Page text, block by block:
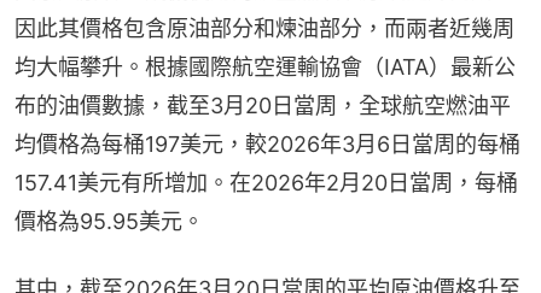
因此其價格包含原油部分和煉油部分，而兩者近幾周
均大幅攀升。根據國際航空運輸協會（IATA）最新公
布的油價數據，截至3月20日當周，全球航空燃油平
均價格為每桶197美元，較2026年3月6日當周的每桶
157.41美元有所增加。在2026年2月20日當周，每桶
價格為95.95美元。